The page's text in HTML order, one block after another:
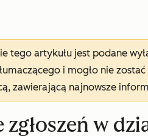
tego artykułu jest podane
i mogło nie
zawierającą najnowsze
zgłoszeń w